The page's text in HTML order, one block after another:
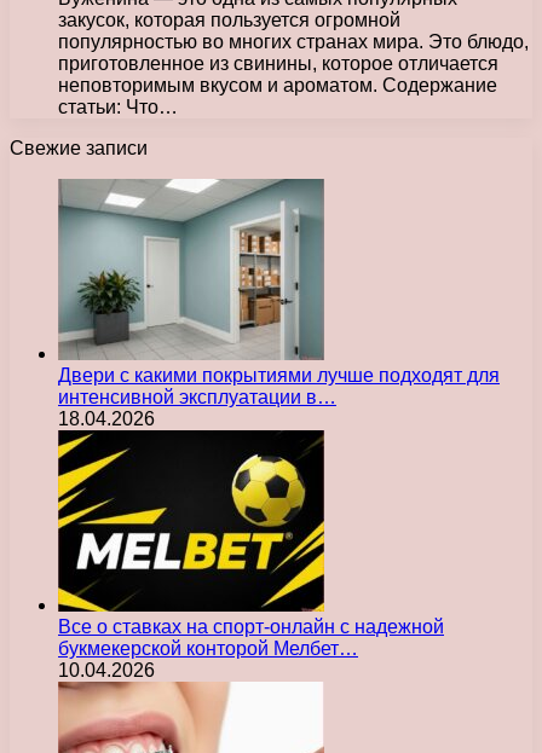
закусок, которая пользуется огромной
популярностью во многих странах мира. Это блюдо,
приготовленное из свинины, которое отличается
неповторимым вкусом и ароматом. Содержание
статьи: Что…
Свежие записи
Двери с какими покрытиями лучше подходят для
интенсивной эксплуатации в…
18.04.2026
Все о ставках на спорт-онлайн с надежной
букмекерской конторой Мелбет…
10.04.2026